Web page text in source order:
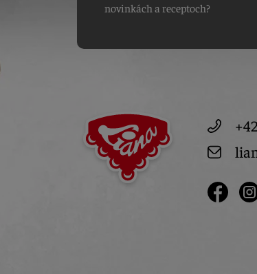
novinkách a receptoch?